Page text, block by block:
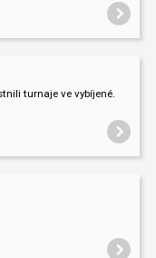
turnaje ve vybíjené.